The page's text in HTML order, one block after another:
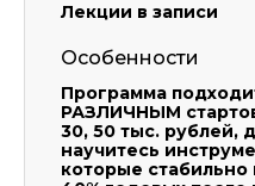
Лекции в записи
Особенности
Программа
РАЗЛИЧНЫМ
30, 50 тыс. рублей,
научитесь
которые стабильно